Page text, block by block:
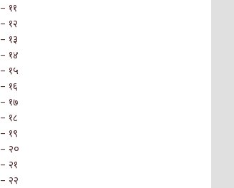
११
१२
१३
१४
१५
१६
१७
१८
१९
२०
२१
२२